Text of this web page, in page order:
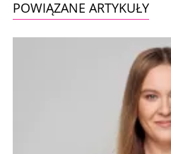
POWIĄZANE ARTYKUŁY